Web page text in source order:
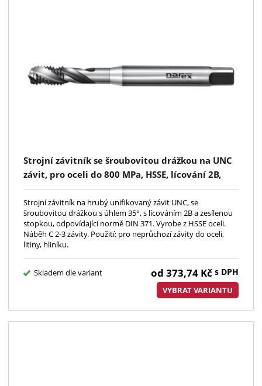
Strojní závitník se šroubovitou drážkou na UNC
závit, pro oceli do 800 MPa, HSSE, lícování 2B,
DIN371, pro neprůchozí závity do hloubky 2xD
Strojní závitník na hrubý unifikovaný závit UNC, se
šroubovitou drážkou s úhlem 35°, s lícováním 2B a zesílenou
stopkou, odpovídající normě DIN 371. Vyrobe z HSSE oceli.
Náběh C 2-3 závity. Použití: pro neprůchozí závity do oceli,
litiny, hliníku.
Skladem dle variant od 373,74 Kč s DPH
VYBRAT VARIANTU